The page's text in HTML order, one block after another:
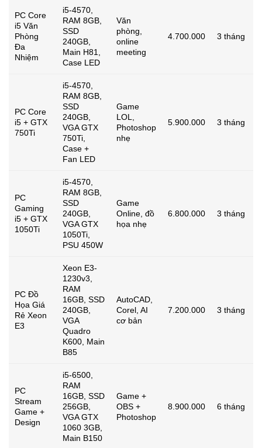
PC Core
i5 Văn
Phòng
Đa
Nhiệm
i5-4570,
RAM 8GB,
SSD
240GB,
Main H81,
Case LED
Văn
phòng,
online
meeting
4.700.000 3 tháng
PC Core
i5 + GTX
750Ti
i5-4570,
RAM 8GB,
SSD
240GB,
VGA GTX
750Ti,
Case +
Fan LED
Game
LOL,
Photoshop
nhẹ
5.900.000 3 tháng
PC
Gaming
i5 + GTX
1050Ti
i5-4570,
RAM 8GB,
SSD
240GB,
VGA GTX
1050Ti,
PSU 450W
Game
Online, đồ
họa nhẹ
6.800.000 3 tháng
PC Đồ
Họa Giá
Rẻ Xeon
E3
Xeon E3-
1230v3,
RAM
16GB, SSD
240GB,
VGA
Quadro
K600, Main
B85
AutoCAD,
Corel, AI
cơ bản
7.200.000 3 tháng
PC
Stream
Game +
Design
i5-6500,
RAM
16GB, SSD
256GB,
VGA GTX
1060 3GB,
Main B150
Game +
OBS +
Photoshop
8.900.000 6 tháng